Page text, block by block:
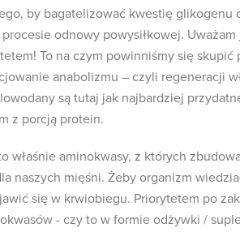
by bagatelizować kwestię glikogenu
odnowy powysiłkowej.
To na czym powinniśmy się
anabolizmu – czyli regeneracji
są tutaj jak najbardziej
z porcją protein.
właśnie aminokwasy, z których
naszych mięśni. Żeby organizm
się w krwiobiegu. Priorytetem po
- czy to w formie odżywki /